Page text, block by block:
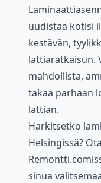
uudistaa kotisi
kestävän,
lattiaratkaisun.
mahdollista,
takaa parhaan
lattian.
Harkitsetko
Helsingissä?
sinua